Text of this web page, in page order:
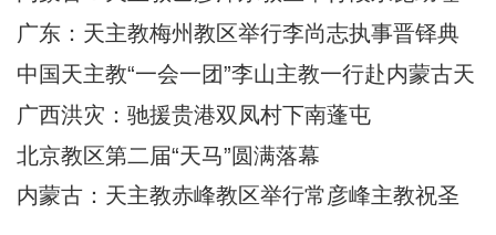
办公室主任申学忠神父、主教府本堂
韩霄神父襄礼。来自长治教区及各地
80余位神父共祭
主教祝圣典礼
广东：天主教梅州教区举行李尚志执事晋铎典
礼
中国天主教“一会一团”李山主教一行赴内蒙古天
主教调研
广西洪灾：驰援贵港双凤村下南蓬屯
北京教区第二届“天马”圆满落幕
内蒙古：天主教赤峰教区举行常彦峰主教祝圣